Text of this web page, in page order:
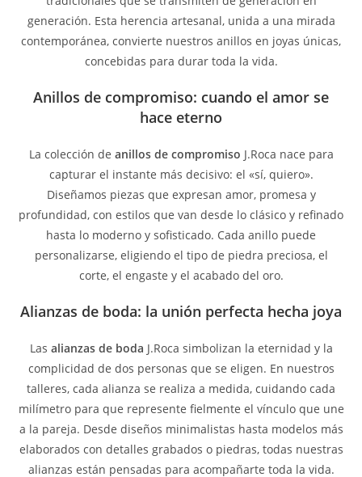
generación. Esta herencia artesanal, unida a una mirada
contemporánea, convierte nuestros anillos en joyas únicas,
concebidas para durar toda la vida.
Anillos de compromiso: cuando el amor se
hace eterno
La colección de anillos de compromiso J.Roca nace para
capturar el instante más decisivo: el «sí, quiero».
Diseñamos piezas que expresan amor, promesa y
profundidad, con estilos que van desde lo clásico y refinado
hasta lo moderno y sofisticado. Cada anillo puede
personalizarse, eligiendo el tipo de piedra preciosa, el
corte, el engaste y el acabado del oro.
Alianzas de boda: la unión perfecta hecha joya
Las alianzas de boda J.Roca simbolizan la eternidad y la
complicidad de dos personas que se eligen. En nuestros
talleres, cada alianza se realiza a medida, cuidando cada
milímetro para que represente fielmente el vínculo que une
a la pareja. Desde diseños minimalistas hasta modelos más
elaborados con detalles grabados o piedras, todas nuestras
alianzas están pensadas para acompañarte toda la vida.